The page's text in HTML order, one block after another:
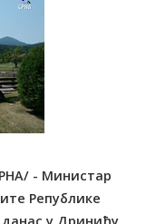
- Министар
Републике